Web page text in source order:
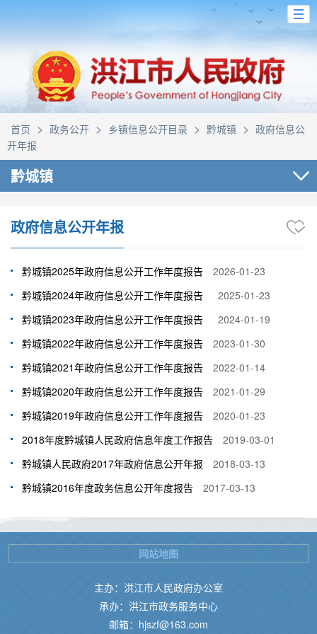
首页 > 政务公开 > 乡镇信息公开目录 > 黔城镇 > 政府信息公
开年报
黔城镇
政府信息公开年报
黔城镇2025年政府信息公开工作年度报告
2026-01-23
黔城镇2024年政府信息公开工作年度报告
2025-01-23
黔城镇2023年政府信息公开工作年度报告
2024-01-19
黔城镇2022年政府信息公开工作年度报告
2023-01-30
黔城镇2021年政府信息公开工作年度报告
2022-01-14
黔城镇2020年政府信息公开工作年度报告
2021-01-29
黔城镇2019年政府信息公开工作年度报告
2020-01-23
2018年度黔城镇人民政府信息年度工作报告
2019-03-01
黔城镇人民政府2017年政府信息公开年报
2018-03-13
黔城镇2016年度政务信息公开年度报告
2017-03-13
主办：洪江市人民政府办公室
承办：洪江市政务服务中心
邮箱：hjszf@163.com
网站地图